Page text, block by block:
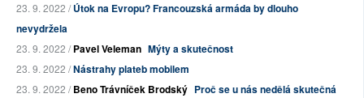
23. 9. 2022 /Útok na Evropu? Francouzská armáda by dlouho
nevydržela
23. 9. 2022 /Pavel Veleman Mýty a skutečnost
23. 9. 2022 /Nástrahy plateb mobilem
23. 9. 2022 /Beno Trávníček Brodský Proč se u nás nedělá skutečná